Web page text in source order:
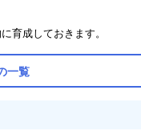
育成しておきます。
一覧